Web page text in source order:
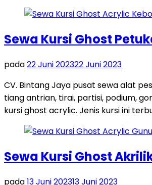
Sewa Kursi Ghost
pada22 Juni 202322 Juni 2023
CV. Bintang Jaya pusat sewa alat
tiang antrian, tirai, partisi, podium,
kursi ghost acrylic. Jenis kursi ini
Sewa Kursi Ghost
pada13 Juni 202313 Juni 2023